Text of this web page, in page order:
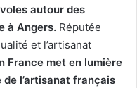
autour des
à Angers. Réputée
et l’artisanat
France met en lumière
de l’artisanat français